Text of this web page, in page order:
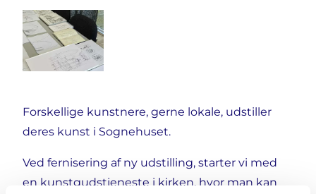
Forskellige kunstnere, gerne lokale, udstiller
deres kunst i Sognehuset.
Ved fernisering af ny udstilling, starter vi med
en kunstgudstjeneste i kirken, hvor man kan